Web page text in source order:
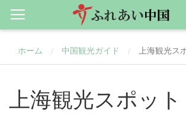
ホーム / 中国観光ガイド / 上海観光ス
上海観光スポット